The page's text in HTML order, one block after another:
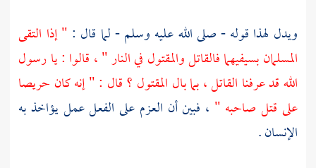
ويدل لهذا قوله - صلى الله عليه وسلم - لما قال : " إذا التقى
المسلمان بسيفيهما فالقاتل والمقتول في النار " ، قالوا : يا رسول
الله قد عرفنا القاتل ، بما بال المقتول ؟ قال : " إنه كان حريصا
على قتل صاحبه " ، فبين أن العزم على الفعل عمل يؤاخذ به
الإنسان .